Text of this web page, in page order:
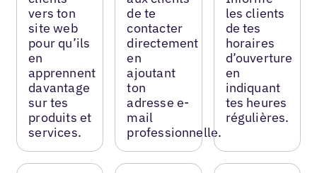
vers ton
site web
pour qu’ils
en
apprennent
davantage
sur tes
produits et
services.
de te
contacter
directement
en
ajoutant
ton
adresse e-
mail
professionnelle.
les clients
de tes
horaires
d’ouverture
en
indiquant
tes heures
régulières.